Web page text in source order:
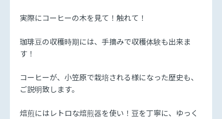
実際にコーヒーの木を見て！触れて！
珈琲豆の収穫時期には、手摘みで収穫体験も出来ま
す！
コーヒーが、小笠原で栽培される様になった歴史も、
ご説明致します。
焙煎にはレトロな焙煎器を使い！豆を丁寧に、ゆっく